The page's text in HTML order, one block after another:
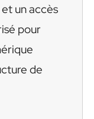
un accès
pour
de